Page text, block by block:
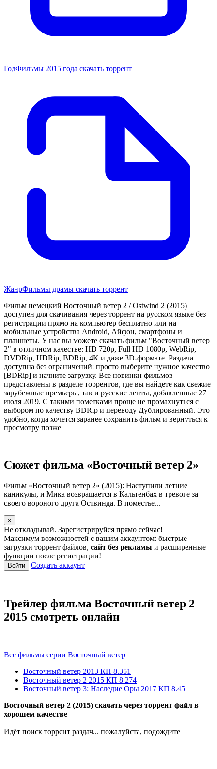
ГодФильмы 2015 года скачать торрент
ЖанрФильмы драмы скачать торрент
Фильм немецкий Восточный ветер 2 / Ostwind 2 (2015)
доступен для скачивания через торрент на русском языке без
регистрации прямо на компьютер бесплатно или на
мобильные устройства Android, Айфон, смартфоны и
планшеты. У нас вы можете скачать фильм "Восточный ветер
2" в отличном качестве: HD 720p, Full HD 1080p, WebRip,
DVDRip, HDRip, BDRip, 4K и даже 3D-формате. Раздача
доступна без ограничений: просто выберите нужное качество
[BDRip] и начните загрузку. Все новинки фильмов
представлены в разделе торрентов, где вы найдете как свежие
зарубежные премьеры, так и русские ленты, добавленные 27
июля 2019. С такими пометками проще не промахнуться с
выбором по качеству BDRip и переводу Дублированный. Это
удобно, когда хочется заранее сохранить фильм и вернуться к
просмотру позже.
Сюжет фильма «Восточный ветер 2»
Фильм «Восточный ветер 2» (2015): Наступили летние
каникулы, и Мика возвращается в Кальтенбах в тревоге за
своего вороного друга Оствинда. В поместье...
×
Не откладывай. Зарегистрируйся прямо сейчас!
Максимум возможностей с вашим аккаунтом: быстрые
загрузки торрент файлов, сайт без рекламы и расширенные
функции после регистрации!
Войти Создать аккаунт
Трейлер фильма Восточный ветер 2
2015 смотреть онлайн
Все фильмы серии Восточный ветер
Восточный ветер 2013 КП 8.351
Восточный ветер 2 2015 КП 8.274
Восточный ветер 3: Наследие Оры 2017 КП 8.45
Восточный ветер 2 (2015) скачать через торрент файл в
хорошем качестве
Идёт поиск торрент раздач... пожалуйста, подождите